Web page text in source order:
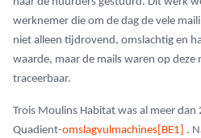
werknemer die om de dag de vele
niet alleen tijdrovend, omslachtig en
waarde, maar de mails waren op
traceerbaar.
Trois Moulins Habitat was al meer
Quadient-omslagvulmachines [BE1]
.